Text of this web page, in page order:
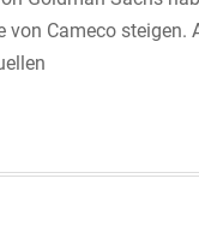
Cameco steigen.